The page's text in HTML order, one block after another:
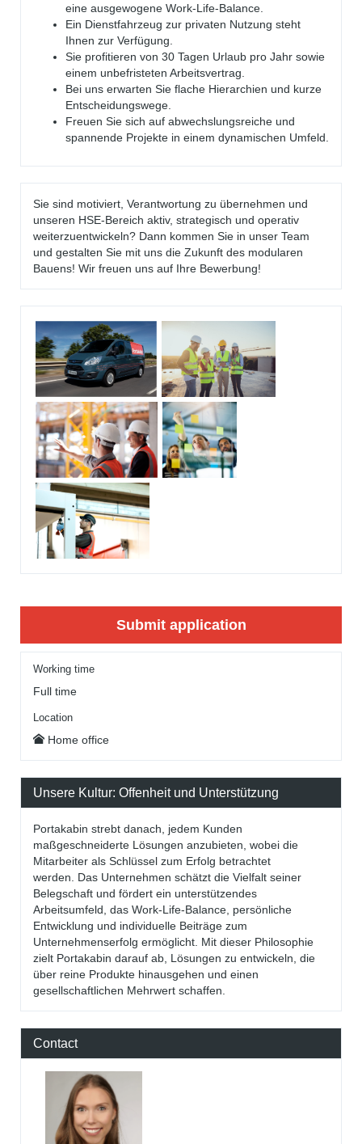
eine ausgewogene Work-Life-Balance.
Ein Dienstfahrzeug zur privaten Nutzung steht
Ihnen zur Verfügung.
Sie profitieren von 30 Tagen Urlaub pro Jahr sowie
einem unbefristeten Arbeitsvertrag.
Bei uns erwarten Sie flache Hierarchien und kurze
Entscheidungswege.
Freuen Sie sich auf abwechslungsreiche und
spannende Projekte in einem dynamischen Umfeld.
Sie sind motiviert, Verantwortung zu übernehmen und
unseren HSE-Bereich aktiv, strategisch und operativ
weiterzuentwickeln? Dann kommen Sie in unser Team
und gestalten Sie mit uns die Zukunft des modularen
Bauens! Wir freuen uns auf Ihre Bewerbung!
Submit application
Working time
Full time
Location
Home office
Unsere Kultur: Offenheit und Unterstützung
Portakabin strebt danach, jedem Kunden
maßgeschneiderte Lösungen anzubieten, wobei die
Mitarbeiter als Schlüssel zum Erfolg betrachtet
werden. Das Unternehmen schätzt die Vielfalt seiner
Belegschaft und fördert ein unterstützendes
Arbeitsumfeld, das Work-Life-Balance, persönliche
Entwicklung und individuelle Beiträge zum
Unternehmenserfolg ermöglicht. Mit dieser Philosophie
zielt Portakabin darauf ab, Lösungen zu entwickeln, die
über reine Produkte hinausgehen und einen
gesellschaftlichen Mehrwert schaffen.
Contact